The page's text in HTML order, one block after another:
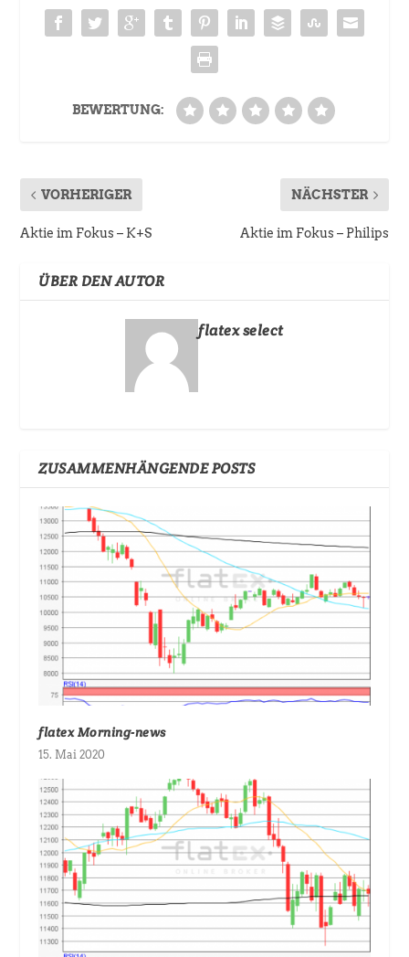
BEWERTUNG:
VORHERIGER
Aktie im Fokus – K+S
NÄCHSTER
Aktie im Fokus – Philips
ÜBER DEN AUTOR
flatex select
ZUSAMMENHÄNGENDE POSTS
flatex Morning-news
15. Mai 2020